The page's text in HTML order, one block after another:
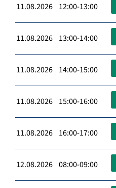
11.08.2026 12:00-13:00
11.08.2026 13:00-14:00
11.08.2026 14:00-15:00
11.08.2026 15:00-16:00
11.08.2026 16:00-17:00
12.08.2026 08:00-09:00